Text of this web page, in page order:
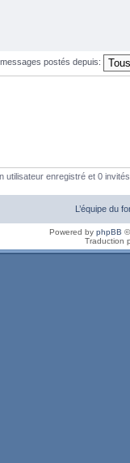
postés depuis:
utilisateur enregistré et 0 invités
L’équipe du
Powered by phpBB
Traduction